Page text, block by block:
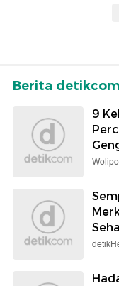
Berita
9